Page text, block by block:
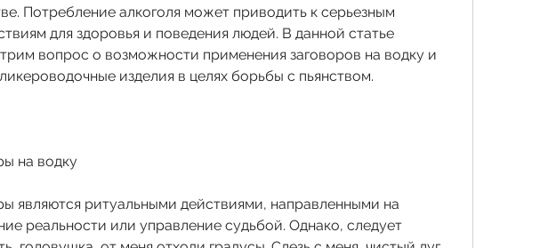
Потребление алкоголя может приводить к серьезным
для здоровья и поведения людей. В данной статье
вопрос о возможности применения заговоров на водку и
изделия в целях борьбы с пьянством.
на водку
являются ритуальными действиями, направленными на
реальности или управление судьбой. Однако, следует